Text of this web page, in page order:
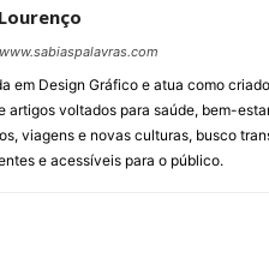
em Design Gráfico e atua como
artigos voltados para saúde, bem-
viagens e novas culturas, busco
e acessíveis para o público.